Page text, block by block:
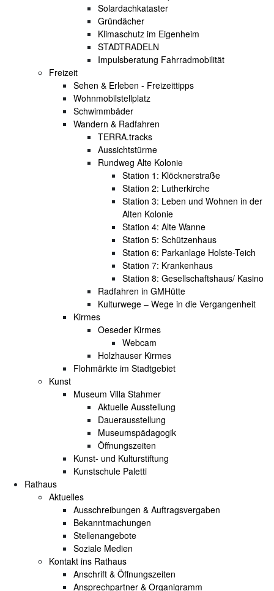
Solardachkataster
Gründächer
Klimaschutz im Eigenheim
STADTRADELN
Impulsberatung Fahrradmobilität
Freizeit
Sehen & Erleben - Freizeittipps
Wohnmobilstellplatz
Schwimmbäder
Wandern & Radfahren
TERRA.tracks
Aussichtstürme
Rundweg Alte Kolonie
Station 1: Klöcknerstraße
Station 2: Lutherkirche
Station 3: Leben und Wohnen in der
Alten Kolonie
Station 4: Alte Wanne
Station 5: Schützenhaus
Station 6: Parkanlage Holste-Teich
Station 7: Krankenhaus
Station 8: Gesellschaftshaus/ Kasino
Radfahren in GMHütte
Kulturwege – Wege in die Vergangenheit
Kirmes
Oeseder Kirmes
Webcam
Holzhauser Kirmes
Flohmärkte im Stadtgebiet
Kunst
Museum Villa Stahmer
Aktuelle Ausstellung
Dauerausstellung
Museumspädagogik
Öffnungszeiten
Kunst- und Kulturstiftung
Kunstschule Paletti
Rathaus
Aktuelles
Ausschreibungen & Auftragsvergaben
Bekanntmachungen
Stellenangebote
Soziale Medien
Kontakt ins Rathaus
Anschrift & Öffnungszeiten
Ansprechpartner & Organigramm